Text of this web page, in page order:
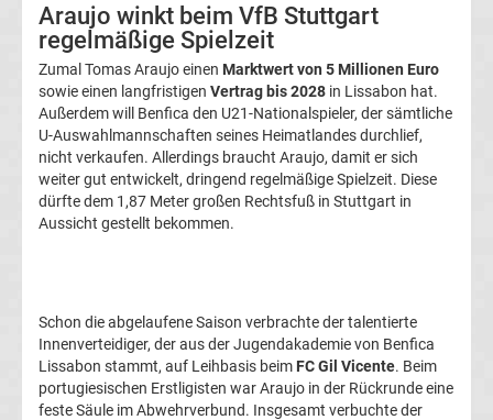
FC
Saarbrücken
Transfergerüchte
1.
Berlin
Transfergerüchte
Araujo winkt beim VfB Stuttgart
regelmäßige Spielzeit
Zumal Tomas Araujo einen Marktwert von 5 Millionen Euro
sowie einen langfristigen Vertrag bis 2028 in Lissabon hat.
Außerdem will Benfica den U21-Nationalspieler, der sämtliche
U-Auswahlmannschaften seines Heimatlandes durchlief,
nicht verkaufen. Allerdings braucht Araujo, damit er sich
weiter gut entwickelt, dringend regelmäßige Spielzeit. Diese
dürfte dem 1,87 Meter großen Rechtsfuß in Stuttgart in
Aussicht gestellt bekommen.
Schon die abgelaufene Saison verbrachte der talentierte
Innenverteidiger, der aus der Jugendakademie von Benfica
Lissabon stammt, auf Leihbasis beim FC Gil Vicente. Beim
portugiesischen Erstligisten war Araujo in der Rückrunde eine
feste Säule im Abwehrverbund. Insgesamt verbuchte der